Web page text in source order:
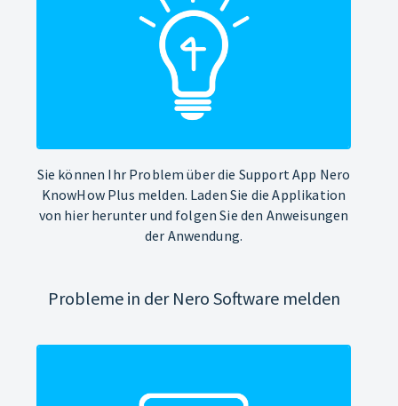
Sie können Ihr Problem über die Support App Nero
KnowHow Plus melden. Laden Sie die Applikation
von hier herunter und folgen Sie den Anweisungen
der Anwendung.
Probleme in der Nero Software melden